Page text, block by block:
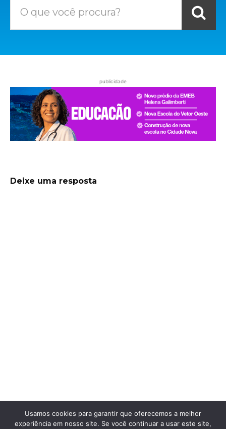
O que você procura?
publicidade
Deixe uma resposta
Usamos cookies para garantir que oferecemos a melhor
experiência em nosso site. Se você continuar a usar este site,